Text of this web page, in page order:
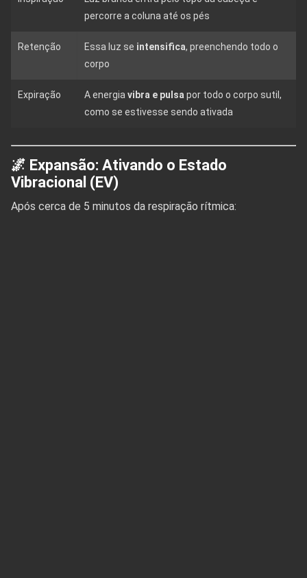
percorre a coluna até os pés
Retenção Essa luz se intensifica, preenchendo todo o
corpo
Expiração A energia vibra e pulsa por todo o corpo sutil,
como se estivesse sendo ativada
🌌 Expansão: Ativando o Estado
Vibracional (EV)
Após cerca de 5 minutos da respiração rítmica: